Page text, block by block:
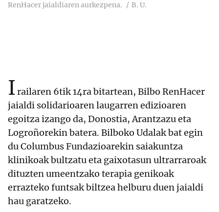
RenHacer jaialdiaren aurkezpena. B. U.
I railaren 6tik 14ra bitartean, Bilbo RenHacer
jaialdi solidarioaren laugarren edizioaren
egoitza izango da, Donostia, Arantzazu eta
Logroñorekin batera. Bilboko Udalak bat egin
du Columbus Fundazioarekin saiakuntza
klinikoak bultzatu eta gaixotasun ultrarraroak
dituzten umeentzako terapia genikoak
errazteko funtsak biltzea helburu duen jaialdi
hau garatzeko.